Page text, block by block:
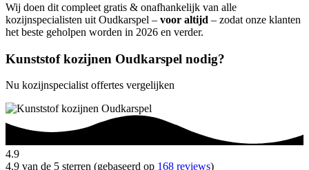
Wij doen dit compleet gratis & onafhankelijk van alle
kozijnspecialisten uit Oudkarspel – voor altijd – zodat onze klanten
het beste geholpen worden in 2026 en verder.
Kunststof kozijnen Oudkarspel nodig?
Nu kozijnspecialist offertes vergelijken
4.9
4.9 van de 5 sterren (gebaseerd op 168 reviews)